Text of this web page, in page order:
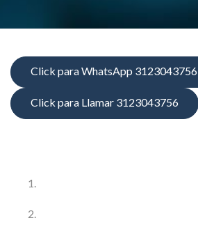
Click para WhatsApp 3123043756
Click para Llamar 3123043756